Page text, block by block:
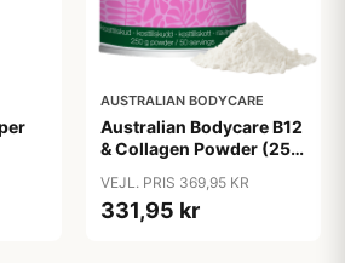
AUSTRALIAN BODYCARE
Australian Bodycare B12
& Collagen Powder (250
VEJL. PRIS 369,95 KR
331,95 kr